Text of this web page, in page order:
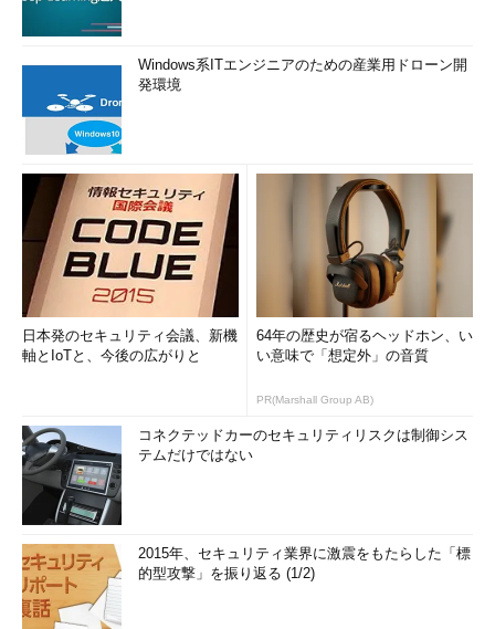
Windows系ITエンジニアのための産業用ドローン開
発環境
日本発のセキュリティ会議、新機
軸とIoTと、今後の広がりと
64年の歴史が宿るヘッドホン、い
い意味で「想定外」の音質
PR(Marshall Group AB)
コネクテッドカーのセキュリティリスクは制御シス
テムだけではない
2015年、セキュリティ業界に激震をもたらした「標
的型攻撃」を振り返る (1/2)